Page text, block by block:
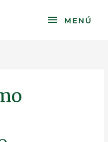
MENÚ
MENÚ